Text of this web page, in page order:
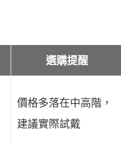
選購提醒
價格多落在中高階，
建議實際試戴